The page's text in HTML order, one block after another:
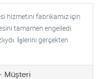
hizmetini fabrikamız için
tamamen engelledi.
İşlerini gerçekten
Müşteri